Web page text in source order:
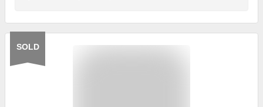
SOLD